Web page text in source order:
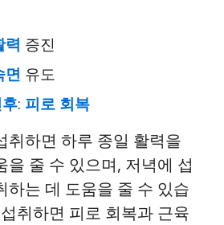
력 증진
면 유도
: 피로 회복
취하면 하루 종일 활력을
을 줄 수 있으며, 저녁에 섭
하는 데 도움을 줄 수 있습
취하면 피로 회복과 근육